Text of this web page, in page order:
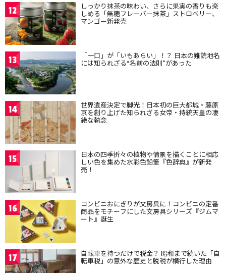
12 しっかり抹茶の味わい、さらに果実の香りも楽
しめる「無糖フレーバー抹茶」ストロベリー、
マンゴー新発売
13 「一口」が「いもあらい」！？ 日本の難読地名
には知られざる“名前の法則”があった
14 世界遺産決定で脚光！日本初の巨大都城・藤原
京を創り上げた知られざる女帝・持統天皇の凄
絶な執念
15 日本の四季折々の植物や情景を描くことに相応
しい色を集めた水彩色鉛筆『色辞典』が新発
売！
16 コンビニおにぎりが文房具に！コンビニの定番
商品をモチーフにした文房具シリーズ『ジムマ
ート』誕生
17 自転車を持つだけで税金？ 昭和まで続いた「自
転車税」の意外な歴史と脱税が横行した理由